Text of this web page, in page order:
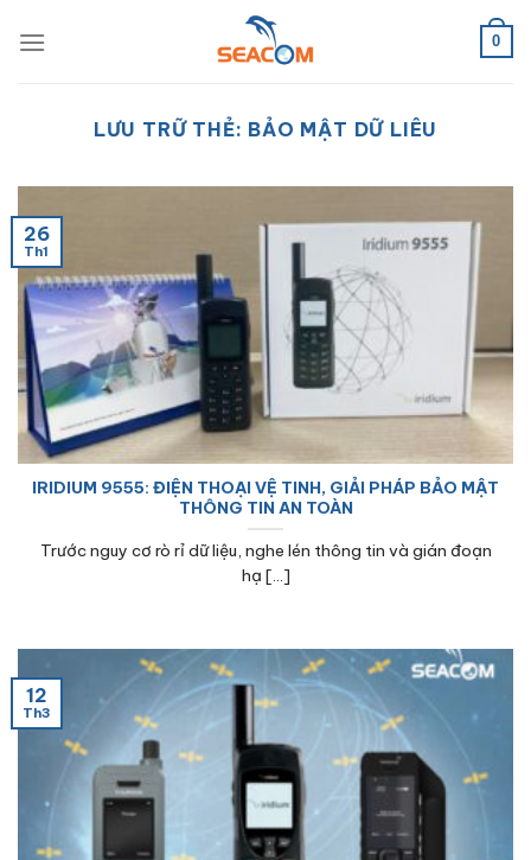
qua
0
LƯU TRỮ THẺ: BẢO MẬT DỮ LIÊU
IRIDIUM 9555: ĐIỆN THOẠI VỆ TINH, GIẢI PHÁP BẢO MẬT
THÔNG TIN AN TOÀN
Trước nguy cơ rò rỉ dữ liệu, nghe lén thông tin và gián đoạn
hạ [...]
26
Th1
12
Th3